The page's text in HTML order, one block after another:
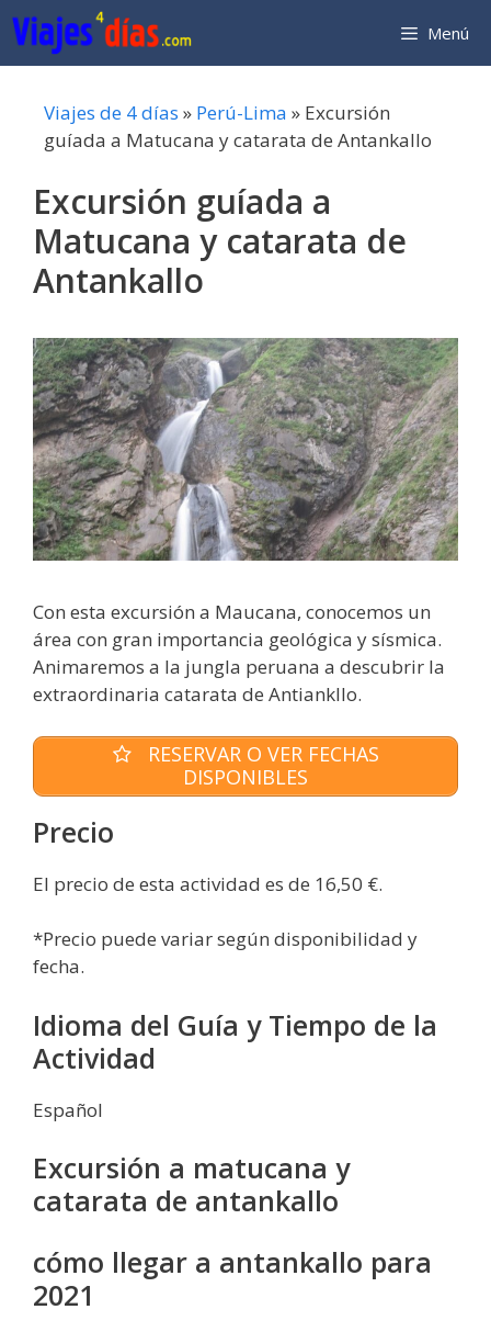
Saltar
al
contenido
Menú
Viajes de 4 días » Perú-Lima » Excursión
guíada a Matucana y catarata de Antankallo
Excursión guíada a
Matucana y catarata de
Antankallo
Con esta excursión a Maucana, conocemos un
área con gran importancia geológica y sísmica.
Animaremos a la jungla peruana a descubrir la
extraordinaria catarata de Antiankllo.
RESERVAR O VER FECHAS
DISPONIBLES
Precio
El precio de esta actividad es de 16,50 €.
*Precio puede variar según disponibilidad y
fecha.
Idioma del Guía y Tiempo de la
Actividad
Español
Excursión a matucana y
catarata de antankallo
cómo llegar a antankallo para
2021